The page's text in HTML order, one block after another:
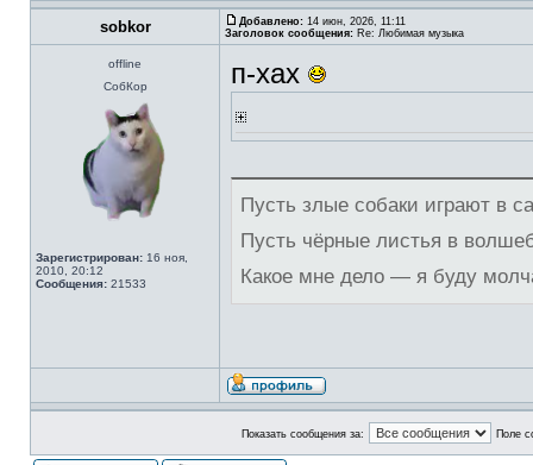
sobkor Добавлено: 14 июн, 2026, 11:11
Заголовок сообщения: Re: Любимая музыка
offline
СобКор
Зарегистрирован: 16 ноя,
2010, 20:12
Сообщения: 21533
п-хах
Пусть злые собаки играют в
Пусть чёрные листья в
Какое мне дело — я буду
Показать сообщения за: Поле